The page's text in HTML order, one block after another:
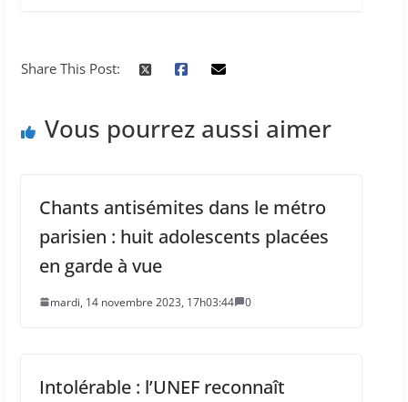
Share This Post:
Vous pourrez aussi aimer
Chants antisémites dans le métro
parisien : huit adolescents placées
en garde à vue
mardi, 14 novembre 2023, 17h03:44 0
Intolérable : l’UNEF reconnaît